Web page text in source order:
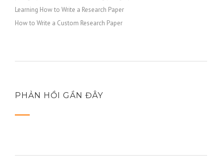
Learning How to Write a Research Paper
How to Write a Custom Research Paper
PHẢN HỒI GẦN ĐÂY